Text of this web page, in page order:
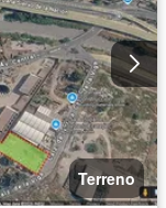
Terreno